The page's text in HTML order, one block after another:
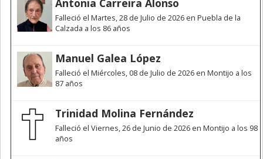
Antonia Carreira Alonso
Falleció el Martes, 28 de Julio de 2026 en Puebla de la
Calzada a los 86 años
Manuel Galea López
Falleció el Miércoles, 08 de Julio de 2026 en Montijo a los
87 años
Trinidad Molina Fernández
Falleció el Viernes, 26 de Junio de 2026 en Montijo a los 98
años